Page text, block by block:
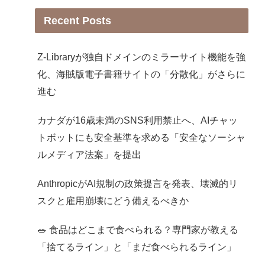
Recent Posts
Z-Libraryが独自ドメインのミラーサイト機能を強
化、海賊版電子書籍サイトの「分散化」がさらに
進む
カナダが16歳未満のSNS利用禁止へ、AIチャッ
トボットにも安全基準を求める「安全なソーシャ
ルメディア法案」を提出
AnthropicがAI規制の政策提言を発表、壊滅的リ
スクと雇用崩壊にどう備えるべきか
🥗 食品はどこまで食べられる？専門家が教える
「捨てるライン」と「まだ食べられるライン」